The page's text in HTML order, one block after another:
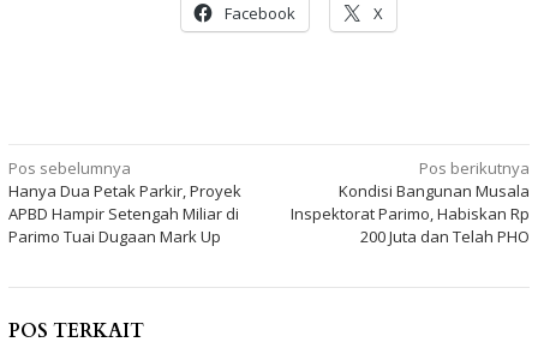
Facebook
X
Navigasi
pos
Pos sebelumnya
Hanya Dua Petak Parkir, Proyek
APBD Hampir Setengah Miliar di
Parimo Tuai Dugaan Mark Up
Pos berikutnya
Kondisi Bangunan Musala
Inspektorat Parimo, Habiskan Rp
200 Juta dan Telah PHO
POS TERKAIT